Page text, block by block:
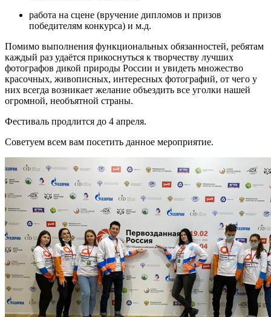
работа на сцене (вручение дипломов и призов
победителям конкурса) и м.д.
Помимо выполнения функциональных обязанностей, ребятам
каждый раз удаётся прикоснуться к творчеству лучших
фотографов дикой природы России и увидеть множество
красочных, живописных, интересных фотографий, от чего у
них всегда возникает желание объездить все уголки нашей
огромной, необъятной страны.
Фестиваль продлится до 4 апреля.
Советуем всем вам посетить данное мероприятие.